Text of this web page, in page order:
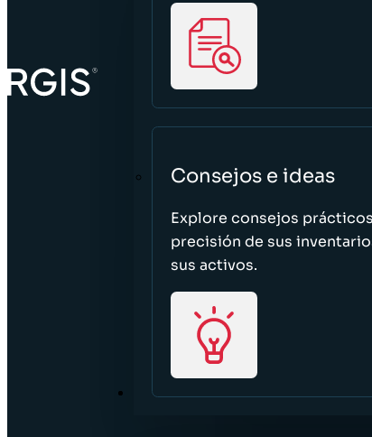
Consejos e ideas
Explore consejos
precisión de sus
sus activos.
ACERCA DE